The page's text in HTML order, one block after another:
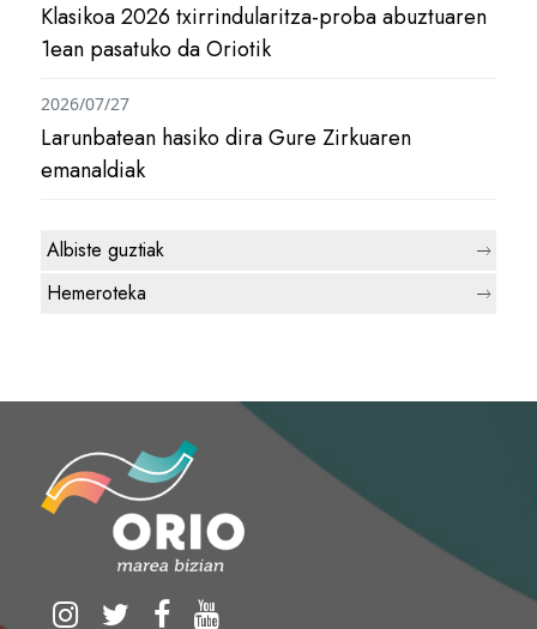
Klasikoa 2026 txirrindularitza-proba abuztuaren
1ean pasatuko da Oriotik
Larunbatean hasiko dira Gure Zirkuaren
emanaldiak
2026/07/27
Albiste guztiak
Hemeroteka